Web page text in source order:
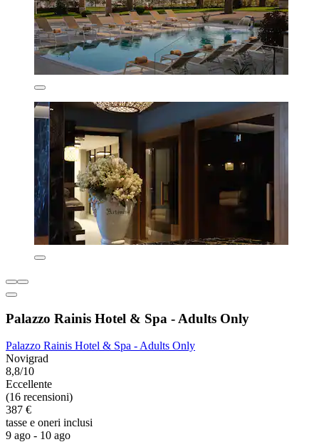
Palazzo Rainis Hotel & Spa - Adults Only
Palazzo Rainis Hotel & Spa - Adults Only
Novigrad
8,8/10
Eccellente
(16 recensioni)
387 €
tasse e oneri inclusi
9 ago - 10 ago